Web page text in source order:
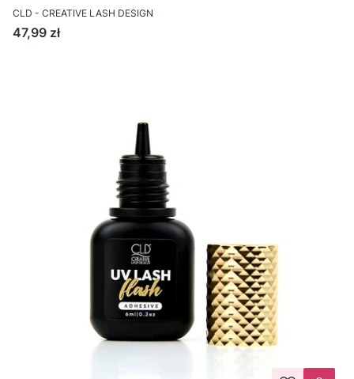
CLD - CREATIVE LASH DESIGN
Cena
47,99 zł